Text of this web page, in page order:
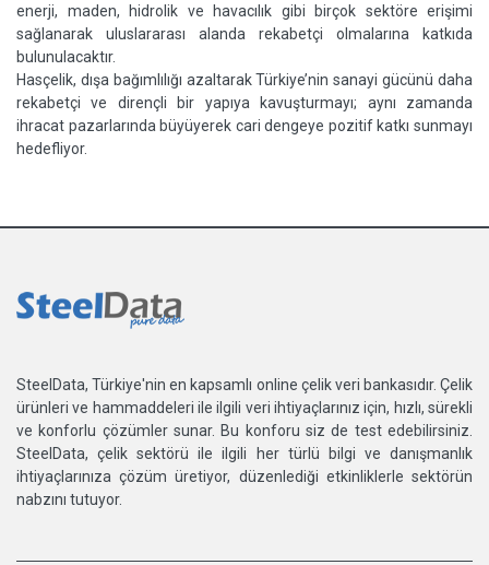
enerji, maden, hidrolik ve havacılık gibi birçok sektöre erişimi
sağlanarak uluslararası alanda rekabetçi olmalarına katkıda
bulunulacaktır.
Hasçelik, dışa bağımlılığı azaltarak Türkiye’nin sanayi gücünü daha
rekabetçi ve dirençli bir yapıya kavuşturmayı; aynı zamanda
ihracat pazarlarında büyüyerek cari dengeye pozitif katkı sunmayı
hedefliyor.
SteelData, Türkiye'nin en kapsamlı online çelik veri bankasıdır. Çelik
ürünleri ve hammaddeleri ile ilgili veri ihtiyaçlarınız için, hızlı, sürekli
ve konforlu çözümler sunar. Bu konforu siz de test edebilirsiniz.
SteelData, çelik sektörü ile ilgili her türlü bilgi ve danışmanlık
ihtiyaçlarınıza çözüm üretiyor, düzenlediği etkinliklerle sektörün
nabzını tutuyor.